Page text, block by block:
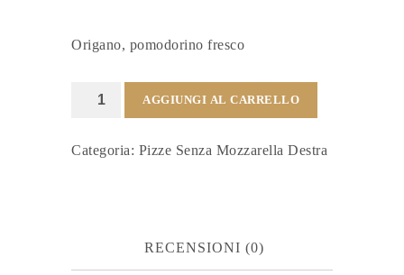
Origano, pomodorino fresco
Antò
AGGIUNGI AL CARRELLO
Categoria: Pizze Senza Mozzarella Destra
RECENSIONI (0)